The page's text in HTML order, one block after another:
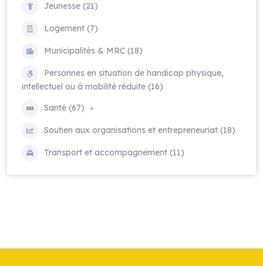
Jeunesse (21)
Logement (7)
Municipalités & MRC (18)
Personnes en situation de handicap physique,
intellectuel ou à mobilité réduite (16)
Santé (67)
Soutien aux organisations et entrepreneuriat (18)
Transport et accompagnement (11)